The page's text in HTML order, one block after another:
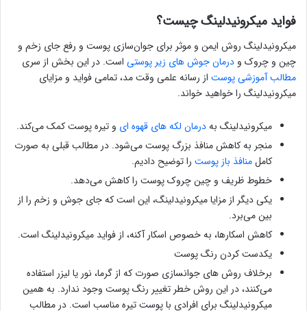
فواید میکرونیدلینگ چیست؟
میکرونیدلینگ روش ایمن و موثر برای جوان‌سازی پوست و رفع جای زخم و
چین و چروک و درمان جوش های زیر پوستی است. در این بخش از سری
مطالب آموزشی پوست از رسانه علمی وقت مد، تمامی فواید و مزایای
میکرونیدلینگ را خواهید خواند.
میکرونیدلینگ بهدرمان لکه های قهوه ای و تیره پوست کمک می‌کند.
منجر به کاهش منافذ بزرگ پوست می‌شود. در مطالب قبلی به صورت
کاملمنافذ باز پوست را توضیح دادیم.
خطوط ظریف و چین چروک پوست را کاهش می‌دهد.
یکی دیگر از مزایا میکرونیدلینگ، این است که جای جوش و زخم را از
بین می‌برد.
کاهش اسکارها، به خصوص اسکار آکنه، از فواید میکرونیدلینگ است.
یکدست کردن رنگ پوست
برخلاف روش های جوانسازی صورت که از گرما، نور یا لیزر استفاده
می‌کنند، در این روش خطر تغییر رنگ پوست وجود ندارد. به همین
میکرونیدلینگ برای افرادی با پوست تیره مناسب است. در مطالب